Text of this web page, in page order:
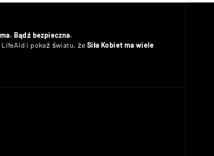
Bądź bezpieczna.
LifeAid i pokaż światu, że Siła Kobiet ma wiele